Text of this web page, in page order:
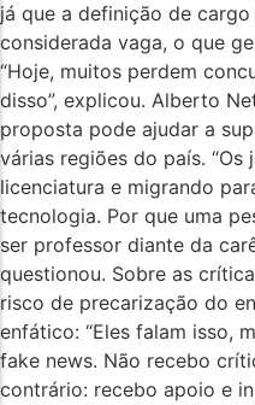
já que a definição de
considerada vaga, o que
“Hoje, muitos perdem
disso”, explicou. Alberto
proposta pode ajudar a
várias regiões do país.
licenciatura e migrando
tecnologia. Por que uma
ser professor diante da
questionou. Sobre as
risco de precarização do
enfático: “Eles falam isso,
fake news. Não recebo
contrário: recebo apoio e